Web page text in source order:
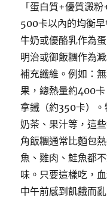
「蛋白質+優質澱
500卡以內的均衡早
牛奶或優酪乳作為
明治或御飯糰作為
補充纖維。例如：
果，總熱量約400
拿鐵（約350卡）
奶茶、果汁等，這
角飯糰通常比麵包
魚、雞肉、鮭魚都
味。只要這樣吃，
中午前感到飢餓而